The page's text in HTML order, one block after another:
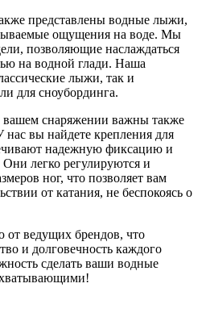
представлены водные лыжи,
ощущения на воде. Мы
позволяющие наслаждаться
на водной глади. Наша
лыжи, так и
для сноубординга.
вашем снаряжении важны также
нас вы найдете крепления для
надежную фиксацию и
легко регулируются и
ног, что позволяет вам
от катания, не беспокоясь о
ведущих брендов, что
и долговечность каждого
сделать ваши водные